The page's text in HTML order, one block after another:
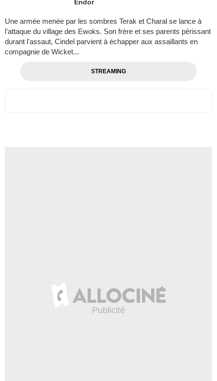
Endor
Une armée menée par les sombres Terak et Charal se lance à
l'attaque du village des Ewoks. Son frère et ses parents périssant
durant l'assaut, Cindel parvient à échapper aux assaillants en
compagnie de Wicket...
STREAMING